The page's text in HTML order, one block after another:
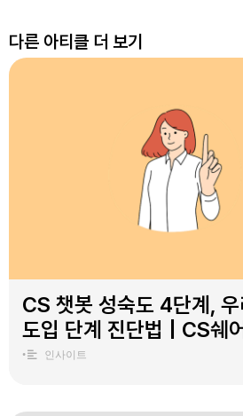
다른 아티클 더 보기
CS 챗봇 성숙도 4단계,
도입 단계 진단법 | CS쉐
• 인사이트